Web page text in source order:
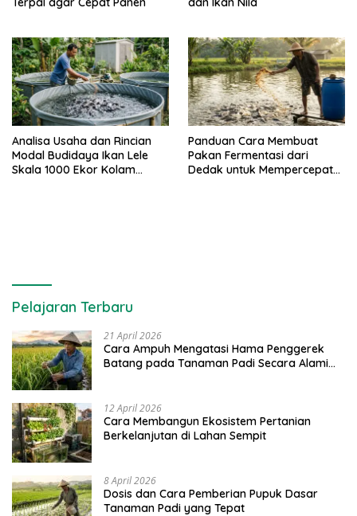
Analisa Usaha dan Rincian
Modal Budidaya Ikan Lele
Skala 1000 Ekor Kolam
Panduan Cara Membuat
Pakan Fermentasi dari
Dedak untuk Mempercepat
Pelajaran Terbaru
21 April 2026
Cara Ampuh Mengatasi Hama Penggerek
Batang pada Tanaman Padi Secara Alami
12 April 2026
Cara Membangun Ekosistem Pertanian
Berkelanjutan di Lahan Sempit
8 April 2026
Dosis dan Cara Pemberian Pupuk Dasar
Tanaman Padi yang Tepat